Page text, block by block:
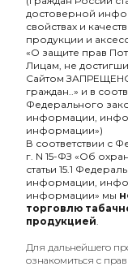
ХИТ
Werkbund WF
достоверной
свойствах и
продукции и
«О защите прав
Лицам, не
Сайтом
граждан..» и в
Федерального
информации,
информации»)
В соответствии с
г. N 15-ФЗ «Об
статьи 15.1
информации,
информации» мы
торговлю
продукцией.
Для дальнейшего
ознакомиться с